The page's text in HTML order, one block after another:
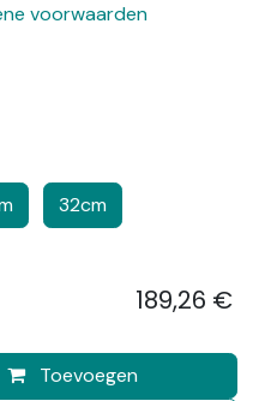
voorwaarden
32cm
Toevoegen
189,26 €